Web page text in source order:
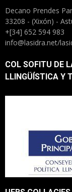
Decano Prendes
33208 - (Xixón) -
+[34] 652 594 983
info@lasidra.net/
COL SOFITU DE
LLINGÜÍSTICA Y